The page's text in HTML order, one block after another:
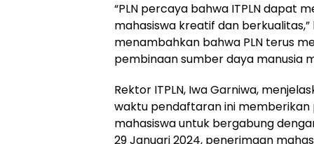
“PLN percaya bahwa ITPLN dapat
mahasiswa kreatif dan berkualitas,”
menambahkan bahwa PLN terus
pembinaan sumber daya manusia
Rektor ITPLN, Iwa Garniwa,
waktu pendaftaran ini memberikan
mahasiswa untuk bergabung
29 Januari 2024, penerimaan